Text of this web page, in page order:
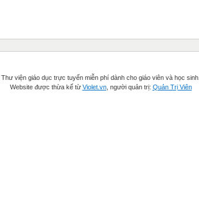
Thư viện giáo dục trực tuyến miễn phí dành cho giáo viên và học sinh.
Website được thừa kế từ Violet.vn, người quản trị: Quản Trị Viên